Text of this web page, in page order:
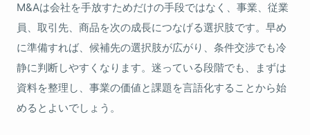
M&Aは会社を手放すためだけの手段ではなく、事業、従業
員、取引先、商品を次の成長につなげる選択肢です。早め
に準備すれば、候補先の選択肢が広がり、条件交渉でも冷
静に判断しやすくなります。迷っている段階でも、まずは
資料を整理し、事業の価値と課題を言語化することから始
めるとよいでしょう。